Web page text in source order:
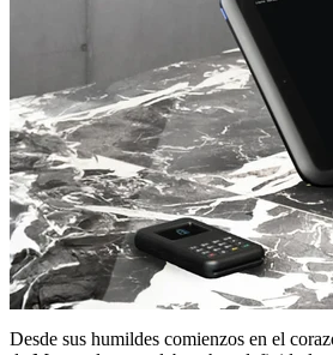
Desde sus humildes comienzos en el